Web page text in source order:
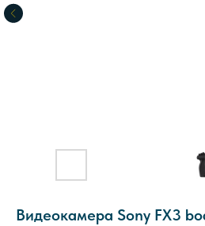
Видеокамера Sony FX3